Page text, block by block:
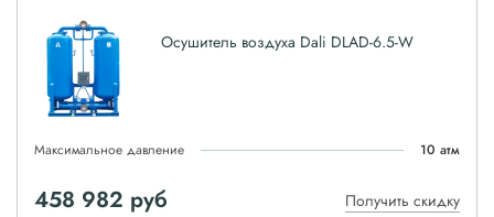
Осушитель воздуха Dali DLAD-6.5-W
Максимальное давление 10 атм
458 982 руб Получить скидку